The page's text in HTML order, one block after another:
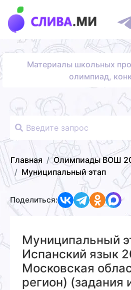
Материалы школьных
олимпиад,
Главная
Олимпиады ВОШ
Муниципальный этап
Поделиться:
Муниципальный
Испанский язык
Московская
регион) (задания